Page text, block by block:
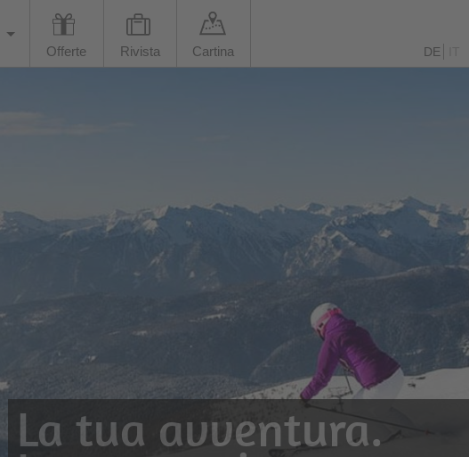
Offerte Rivista Cartina DE
La tua avventura.